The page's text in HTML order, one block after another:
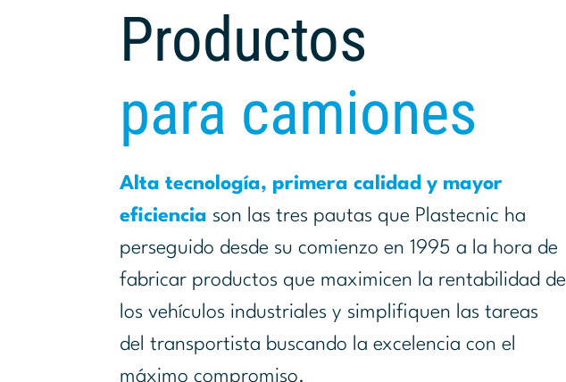
Productos
para camiones
Alta tecnología, primera calidad y mayor
eficiencia son las tres pautas que Plastecnic ha
perseguido desde su comienzo en 1995 a la hora de
fabricar productos que maximicen la rentabilidad de
los vehículos industriales y simplifiquen las tareas
del transportista buscando la excelencia con el
máximo compromiso.